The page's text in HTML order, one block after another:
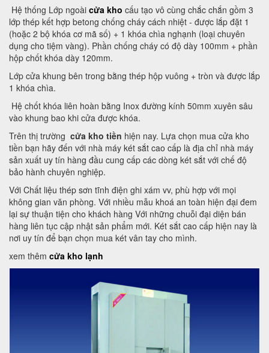
Hệ thống Lớp ngoài cửa kho cấu tạo vô cùng chắc chắn gồm 3
lớp thép kết hợp betong chống cháy cách nhiệt - được lắp đặt 1
(hoặc 2 bộ khóa cơ mã số) + 1 khóa chìa nghạnh (loại chuyên
dụng cho tiệm vàng). Phần chống cháy có độ dày 100mm + phần
hộp chốt khóa dày 120mm.
Lớp cửa khung bên trong bằng thép hộp vuông + tròn và được lắp
1 khóa chìa.
Hệ chốt khóa liên hoàn bằng Inox đường kính 50mm xuyên sâu
vào khung bao khi cửa được khóa.
Trên thị trường cửa kho tiền hiện nay. Lựa chọn mua cửa kho
tiền bạn hãy đến với nhà máy két sắt cao cấp là địa chỉ nhà máy
sản xuất uy tín hàng đầu cung cấp các dòng két sắt với chế độ
bảo hành chuyên nghiệp.
Với Chất liệu thép sơn tĩnh điện ghi xám vv, phù hợp với mọi
không gian văn phòng. Với nhiều mẫu khoá an toàn hiện đại đem
lại sự thuận tiện cho khách hàng Với những chuỗi đại diện bán
hàng liên tục cập nhật sản phẩm mới. Két sắt cao cấp hiện nay là
nơi uy tín để bạn chọn mua két vân tay cho mình.
xem thêm cửa kho lạnh